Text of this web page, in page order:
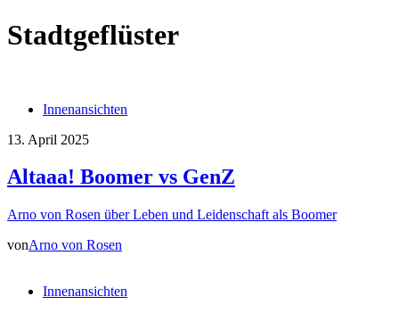
Stadtgeflüster
Innenansichten
13. April 2025
Altaaa! Boomer vs GenZ
Arno von Rosen über Leben und Leidenschaft als Boomer
vonArno von Rosen
Innenansichten